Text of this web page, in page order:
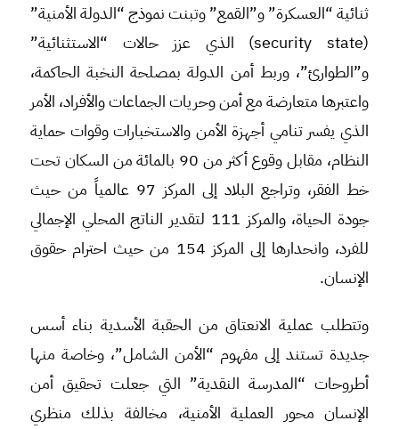
ثنائية “العسكرة” و”القمع” وتبنت نموذج “الدولة الأمنية”
(security state) الذي عزز حالات “الاستثنائية”
و”الطوارئ”، وربط أمن الدولة بمصلحة النخبة الحاكمة،
واعتبرها متعارضة مع أمن وحريات الجماعات والأفراد، الأمر
الذي يفسر تنامي أجهزة الأمن والاستخبارات وقوات حماية
النظام، مقابل وقوع أكثر من 90 بالمائة من السكان تحت
خط الفقر، وتراجع البلاد إلى المركز 97 عالمياً من حيث
جودة الحياة، والمركز 111 لتقدير الناتج المحلي الإجمالي
للفرد، وانحدارها إلى المركز 154 من حيث احترام حقوق
الإنسان.
وتتطلب عملية الانعتاق من الحقبة الأسدية بناء أسس
جديدة تستند إلى مفهوم “الأمن الشامل”، وخاصة منها
أطروحات “المدرسة النقدية” التي جعلت تحقيق أمن
الإنسان محور العملية الأمنية، مخالفة بذلك منظري